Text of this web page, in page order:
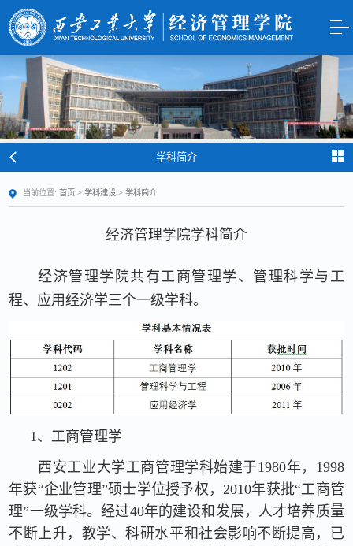
学科简介
当前位置: 首页 >学科建设 >学科简介
经济管理学院学科简介
经济管理学院共有工商管理学、管理科学与工
程、应用经济学三个一级学科。
1、工商管理学
西安工业大学工商管理学科始建于1980年，1998
年获“企业管理”硕士学位授予权，2010年获批“工商管
理”一级学科。经过40年的建设和发展，人才培养质量
不断上升，教学、科研水平和社会影响不断提高，已